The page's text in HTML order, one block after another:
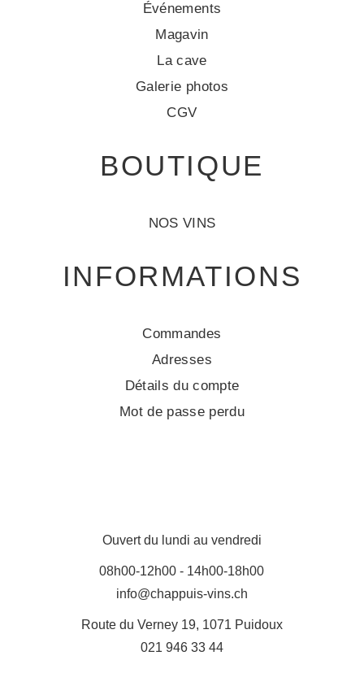
Événements
Magavin
La cave
Galerie photos
CGV
BOUTIQUE
NOS VINS
INFORMATIONS
Commandes
Adresses
Détails du compte
Mot de passe perdu
Ouvert du lundi au vendredi
08h00-12h00 - 14h00-18h00
info@chappuis-vins.ch
Route du Verney 19, 1071 Puidoux
021 946 33 44